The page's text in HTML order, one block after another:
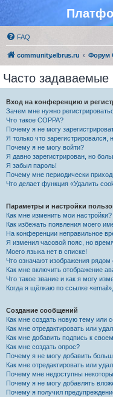
FAQ
community.elbrus.ru
Часто задаваемые
Вход на конференцию и
Зачем мне нужно
Что такое COPPA?
Почему я не могу
Я только что зарегистрировался,
Почему я не могу войти?
Я давно зарегистрирован, но
Я забыл пароль!
Почему мне периодически
Что делает функция «Удалить
Параметры и настройки
Как мне изменить мои настройки?
Как избежать появления моего
На конференции неправильное
Я изменил часовой пояс, но
Моего языка нет в списке!
Что означают изображения
Как мне включить отображение
Что такое звание и как я могу
Когда я щёлкаю по ссылке
Создание сообщений
Как мне создать новую тему или
Как мне отредактировать или
Как мне добавить подпись к
Как мне создать опрос?
Почему я не могу добавить
Как мне отредактировать или
Почему мне недоступны
Почему я не могу добавлять
Почему я получил